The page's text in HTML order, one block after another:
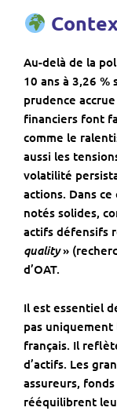
Au-delà de la
10 ans à 3,26 %
prudence
financiers font
comme le
aussi les
volatilité
actions. Dans
notés solides,
actifs défensifs
quality»
d’OAT.
Il est essentiel
pas
français. Il
d’actifs. Les
assureurs,
rééquilibrent